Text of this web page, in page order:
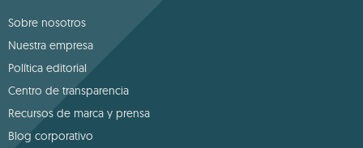
Sobre nosotros
Nuestra empresa
Política editorial
Centro de transparencia
Recursos de marca y prensa
Blog corporativo